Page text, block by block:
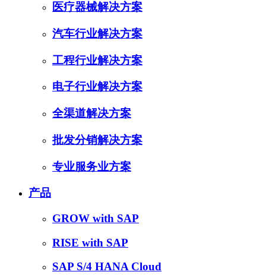
医疗器械解决方案
汽车行业解决方案
工程行业解决方案
电子行业解决方案
全渠道解决方案
批发分销解决方案
专业服务业方案
产品
GROW with SAP
RISE with SAP
SAP S/4 HANA Cloud